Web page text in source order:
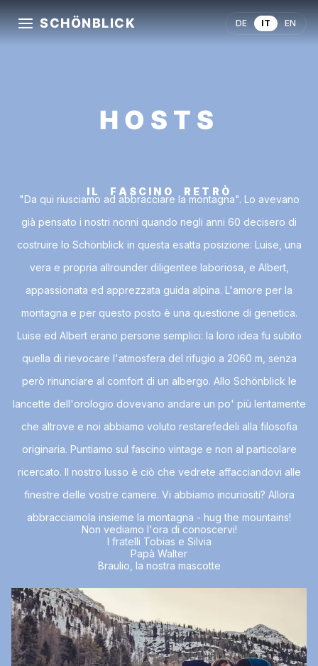
SCHÖNBLICK DE IT EN
HOSTS
IL FASCINO RETRÒ
"Da qui riusciamo ad abbracciare la montagna". Lo avevano
già pensato i nostri nonni quando negli anni 60 decisero di
costruire lo Schönblick in questa esatta posizione: Luise, una
vera e propria allrounder diligentee laboriosa, e Albert,
appassionata ed apprezzata guida alpina. L'amore per la
montagna e per questo posto è una questione di genetica.
Luise ed Albert erano persone semplici: la loro idea fu subito
quella di rievocare l'atmosfera del rifugio a 2060 m, senza
però rinunciare al comfort di un albergo. Allo Schönblick le
lancette dell'orologio dovevano andare un po' più lentamente
che altrove e noi abbiamo voluto restarefedeli alla filosofia
originaria. Puntiamo sul fascino vintage e non al particolare
ricercato. Il nostro lusso è ciò che vedrete affacciandovi alle
finestre delle vostre camere. Vi abbiamo incuriositi? Allora
abbracciamola insieme la montagna - hug the mountains!
Non vediamo l'ora di conoscervi!
I fratelli Tobias e Silvia
Papà Walter
Braulio, la nostra mascotte